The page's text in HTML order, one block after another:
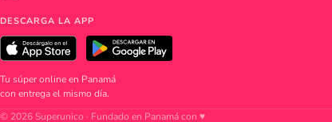
DESCARGA LA APP
Tu súper online en Panamá
con entrega el mismo día.
© 2026 Superunico · Fundado en Panamá con ♥